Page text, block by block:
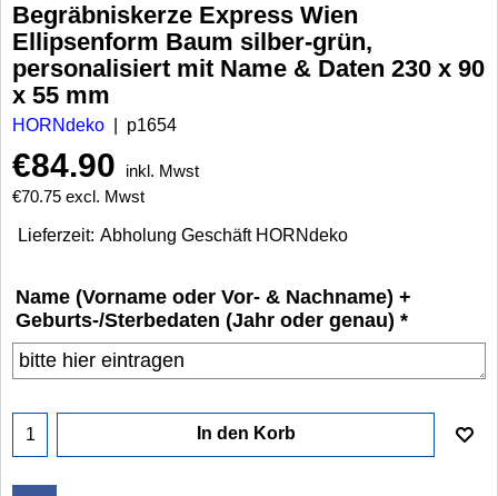
Begräbniskerze Express Wien
Ellipsenform Baum silber-grün,
personalisiert mit Name & Daten 230 x 90
x 55 mm
HORNdeko p1654
€84.90
inkl. Mwst
€70.75 excl. Mwst
Lieferzeit: Abholung Geschäft HORNdeko
Name (Vorname oder Vor- & Nachname) +
Geburts-/Sterbedaten (Jahr oder genau) *
In den Korb